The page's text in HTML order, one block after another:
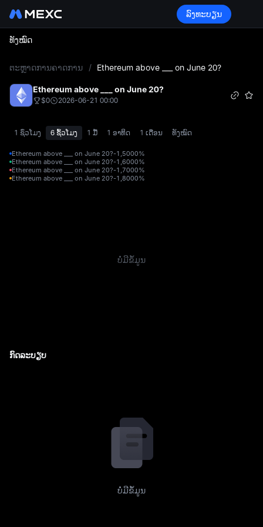
ລົງທະບຽນ
ທັງໝົດ
ຕະຫຼາດການຄາດການ / Ethereum above ___ on June 20?
Ethereum above ___ on June 20?
$0 2026-06-21 00:00
1 ຊົ່ວໂມງ 6 ຊົ້ວໂມງ 1 ມື້ 1 ອາທິດ 1 ເດືອນ ທັງໝົດ
Ethereum above ___ on June 20?-1,5000%
Ethereum above ___ on June 20?-1,6000%
Ethereum above ___ on June 20?-1,7000%
Ethereum above ___ on June 20?-1,8000%
ບໍ່ມີຂໍ້ມູນ
ກົດລະບຽບ
ບໍ່ມີຂໍ້ມູນ